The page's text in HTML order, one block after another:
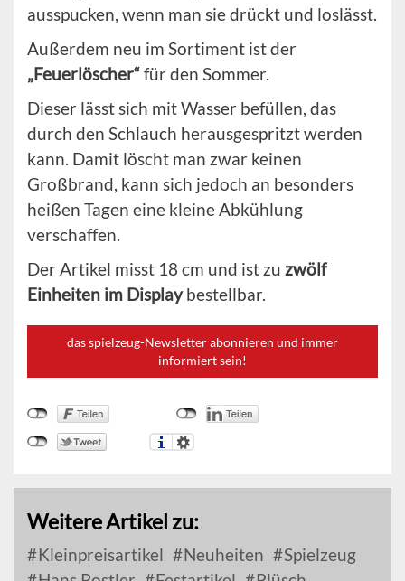
ausspucken, wenn man sie drückt und loslässt.
Außerdem neu im Sortiment ist der
„Feuerlöscher“für den Sommer.
Dieser lässt sich mit Wasser befüllen, das
durch den Schlauch herausgespritzt werden
kann. Damit löscht man zwar keinen
Großbrand, kann sich jedoch an besonders
heißen Tagen eine kleine Abkühlung
verschaffen.
Der Artikel misst 18 cm und ist zu zwölf
Einheiten im Displaybestellbar.
das spielzeug-Newsletter abonnieren und immer
informiert sein!
Weitere Artikel zu:
Kleinpreisartikel Neuheiten
Spielzeug